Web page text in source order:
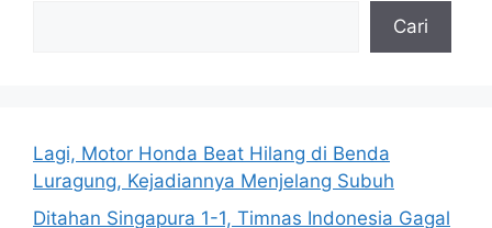
Cari
Lagi, Motor Honda Beat Hilang di Benda
Luragung, Kejadiannya Menjelang Subuh
Ditahan Singapura 1-1, Timnas Indonesia Gagal